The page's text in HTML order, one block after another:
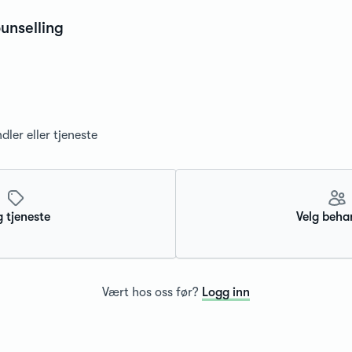
eller tjeneste
tjeneste Velg
Vært hos oss før? Logg inn